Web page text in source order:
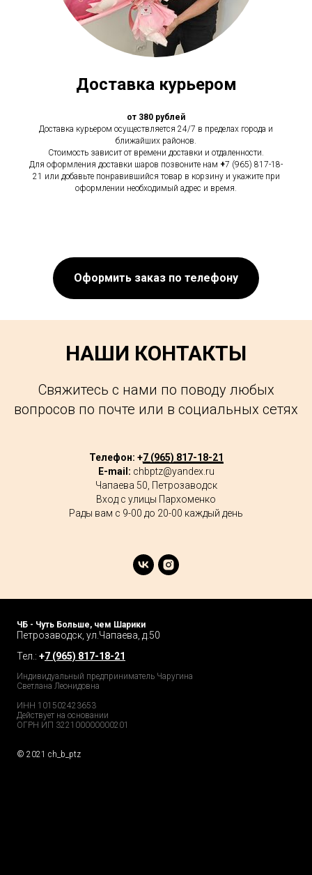
Доставка курьером
от 380 рублей
Доставка курьером осуществляется 24/7 в пределах города и
ближайших районов.
Стоимость зависит от времени доставки и отдаленности.
Для оформления доставки шаров позвоните нам +7 (965) 817-18-
21 или добавьте понравившийся товар в корзину и укажите при
оформлении необходимый адрес и время.
Оформить заказ по телефону
НАШИ КОНТАКТЫ
Свяжитесь с нами по поводу любых
вопросов по почте или в социальных сетях
Телефон: +7 (965) 817-18-21
E-mail: chbptz@yandex.ru
Чапаева 50, Петрозаводск
Вход с улицы Пархоменко
Рады вам с 9-00 до 20-00 каждый день
ЧБ - Чуть Больше, чем Шарики
Петрозаводск, ул.Чапаева, д.50
Тел.: +7 (965) 817-18-21
Индивидуальный предприниматель Чаругина
Светлана Леонидовна
ИНН 101502423653
Действует на основании
ОГРН ИП 322100000000201
© 2021 ch_b_ptz